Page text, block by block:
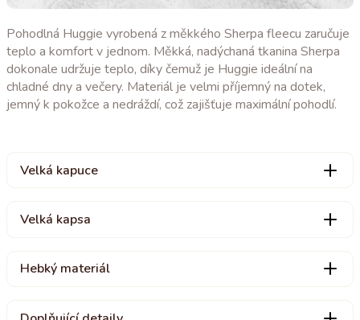
Pohodlná Huggie vyrobená z měkkého Sherpa fleecu zaručuje
teplo a komfort v jednom. Měkká, nadýchaná tkanina Sherpa
dokonale udržuje teplo, díky čemuž je Huggie ideální na
chladné dny a večery. Materiál je velmi příjemný na dotek,
jemný k pokožce a nedráždí, což zajišťuje maximální pohodlí.
Velká kapuce
Velká kapsa
Hebký materiál